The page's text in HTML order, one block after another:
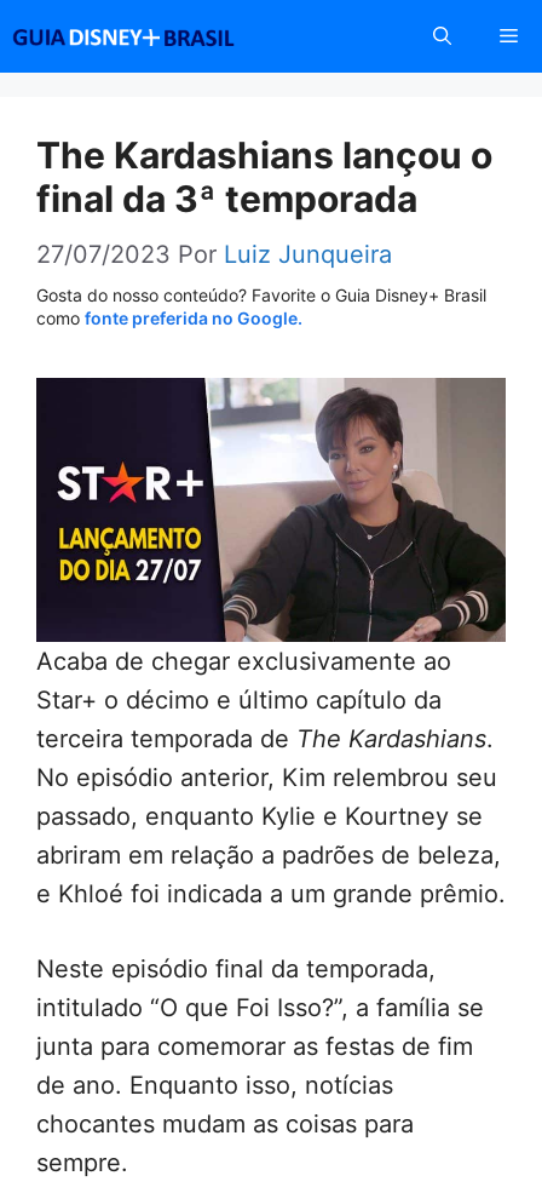
conteúdo
The Kardashians lançou o
final da 3ª temporada
27/07/2023 Por Luiz Junqueira
Gosta do nosso conteúdo? Favorite o Guia Disney+ Brasil
como fonte preferida no Google.
Acaba de chegar exclusivamente ao
Star+ o décimo e último capítulo da
terceira temporada de The Kardashians.
No episódio anterior, Kim relembrou seu
passado, enquanto Kylie e Kourtney se
abriram em relação a padrões de beleza,
e Khloé foi indicada a um grande prêmio.
Neste episódio final da temporada,
intitulado “O que Foi Isso?”, a família se
junta para comemorar as festas de fim
de ano. Enquanto isso, notícias
chocantes mudam as coisas para
sempre.